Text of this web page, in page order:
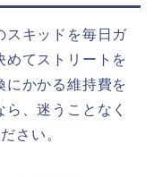
スキッドを毎日ガ
めてストリートを
にかかる維持費を
、迷うことなく
さい。